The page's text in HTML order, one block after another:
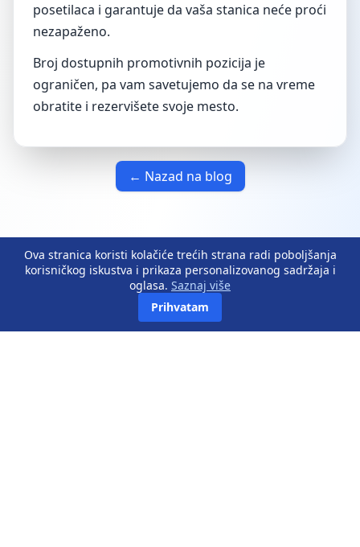
posetilaca i garantuje da vaša stanica neće proći
nezapaženo.
Broj dostupnih promotivnih pozicija je
ograničen, pa vam savetujemo da se na vreme
obratite i rezervišete svoje mesto.
← Nazad na blog
Ova stranica koristi kolačiće trećih strana radi poboljšanja
korisničkog iskustva i prikaza personalizovanog sadržaja i
oglasa. Saznaj više
Prihvatam